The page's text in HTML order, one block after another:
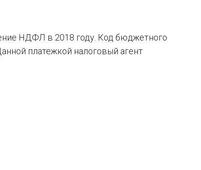
НДФЛ в 2018 году. Код бюджетного
платежкой налоговый агент